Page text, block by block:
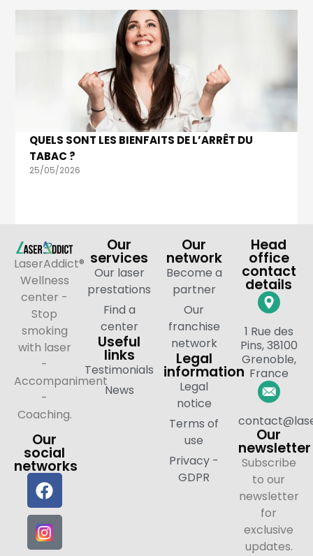
QUELS SONT LES BIENFAITS DE L’ARRÊT DU
TABAC ?
25/05/2026
LaserAddict®
Wellness
center -
Stop
smoking
with laser
-
Accompaniment
-
Coaching.
Our
social
networks
Our
services
Our laser
prestations
Find a
center
Useful
links
Testimonials
News
Our
network
Become a
partner
Our
franchise
network
Legal
information
Legal
notice
Terms of
use
Privacy -
GDPR
Head
office
contact
details
1 Rue des
Pins, 38100
Grenoble,
France
Our
newsletter
Subscribe
to our
newsletter
for
exclusive
updates.